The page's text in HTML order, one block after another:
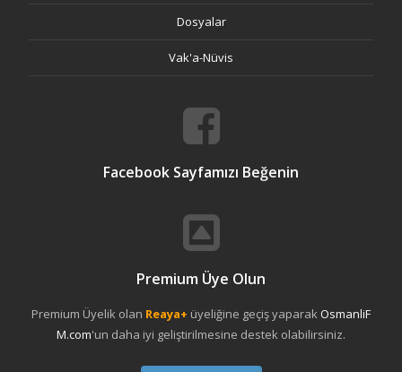
Dosyalar
Vak'a-Nüvis
Facebook Sayfamızı Beğenin
Premium Üye Olun
Premium Üyelik olan Reaya+ üyeliğine geçiş yaparakOsmanliF
M.com'un daha iyi geliştirilmesine destek olabilirsiniz.